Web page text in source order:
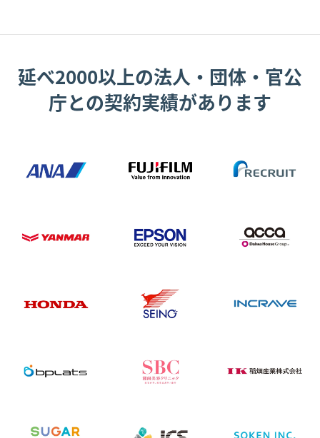
延べ2000以上の法人・団体・官公
庁との契約実績があります